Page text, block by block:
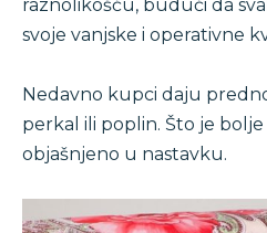
raznolikošću, budući da
svoje vanjske i operativne
Nedavno kupci daju
perkal ili poplin. Što je
objašnjeno u nastavku.